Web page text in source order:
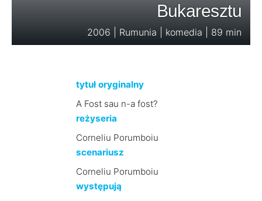
Bukaresztu
2006 | Rumunia | komedia | 89 min
tytuł oryginalny
A Fost sau n-a fost?
reżyseria
Corneliu Porumboiu
scenariusz
Corneliu Porumboiu
występują